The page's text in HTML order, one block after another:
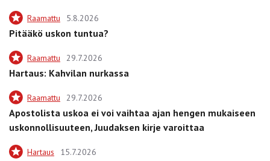
Raamattu 5.8.2026
Pitääkö uskon tuntua?
Raamattu 29.7.2026
Hartaus: Kahvilan nurkassa
Raamattu 29.7.2026
Apostolista uskoa ei voi vaihtaa ajan hengen mukaiseen
uskonnollisuuteen, Juudaksen kirje varoittaa
Hartaus 15.7.2026